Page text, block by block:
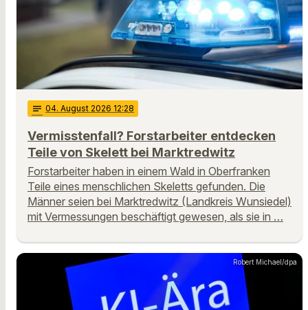
notes 04. August 2026 12:28
Vermisstenfall? Forstarbeiter entdecken
Teile von Skelett bei Marktredwitz
Forstarbeiter haben in einem Wald in Oberfranken
Teile eines menschlichen Skeletts gefunden. Die
Männer seien bei Marktredwitz (Landkreis Wunsiedel)
mit Vermessungen beschäftigt gewesen, als sie in …
Robert Michael/dpa